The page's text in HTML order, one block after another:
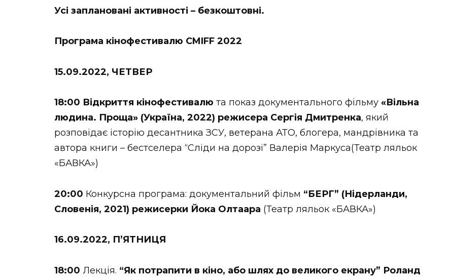
Усі заплановані активності – безкоштовні.
Програма кінофестивалю CMIFF 2022
15.09.2022, ЧЕТВЕР
18:00 Відкриття кінофестивалю та показ документального фільму «Вільна
людина. Проща» (Україна, 2022) режисера Сергія Дмитренка, який
розповідає історію десантника ЗСУ, ветерана АТО, блогера, мандрівника та
автора книги – бестселера “Сліди на дорозі” Валерія Маркуса(Театр ляльок
«БАВКА»)
20:00 Конкурсна програма: документальний фільм “БЕРГ” (Нідерланди,
Словенія, 2021) режисерки Йока Олтаара (Театр ляльок «БАВКА»)
16.09.2022, П’ЯТНИЦЯ
18:00 Лекція. “Як потрапити в кіно, або шлях до великого екрану” Роланд